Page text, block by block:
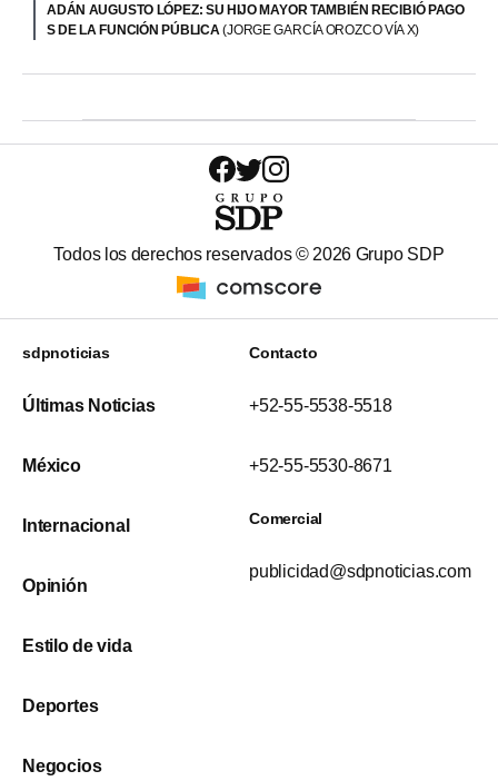
ADÁN AUGUSTO LÓPEZ: SU HIJO MAYOR TAMBIÉN RECIBIÓ PAGO
S DE LA FUNCIÓN PÚBLICA(JORGE GARCÍA OROZCO VÍA X)
Todos los derechos reservados © 2026 Grupo SDP
sdpnoticias
Últimas Noticias
México
Internacional
Opinión
Estilo de vida
Deportes
Negocios
Contacto
+52-55-5538-5518
+52-55-5530-8671
Comercial
publicidad@sdpnoticias.com